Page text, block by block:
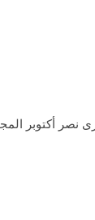
نصر أكتوبر